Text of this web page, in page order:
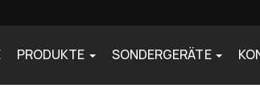
PRODUKTE SONDERGERÄTE